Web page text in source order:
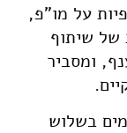
על מו"פ,
של שיתוף
ומסביר
בשלוש